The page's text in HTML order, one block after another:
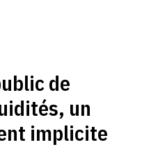
de
un
implicite